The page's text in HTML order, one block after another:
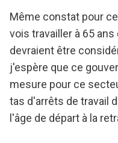
Même constat pour
vois travailler à 65
devraient être
j'espère que ce
mesure pour ce
tas d'arrêts de travail
l'âge de départ à la